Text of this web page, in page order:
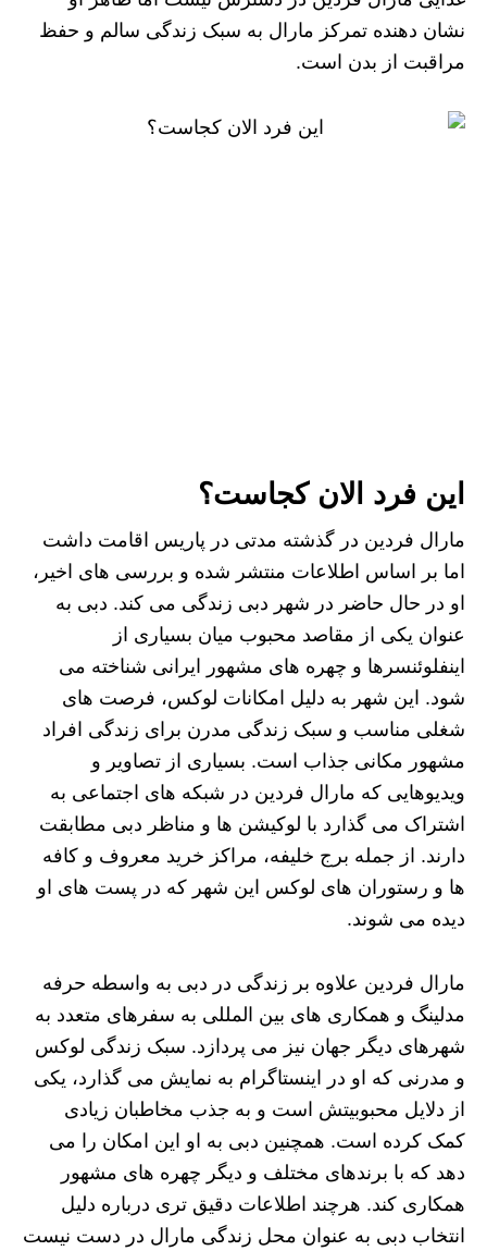
نشان‌ دهنده تمرکز مارال به سبک زندگی سالم و حفظ
مراقبت از بدن است.
این فرد الان کجاست؟
مارال فردین در گذشته مدتی در پاریس اقامت داشت
اما بر اساس اطلاعات منتشر شده و بررسی‌ های اخیر،
او در حال حاضر در شهر دبی زندگی می‌ کند. دبی به‌
عنوان یکی از مقاصد محبوب میان بسیاری از
اینفلوئنسرها و چهره‌ های مشهور ایرانی شناخته می‌
شود. این شهر به دلیل امکانات لوکس، فرصت‌ های
شغلی مناسب و سبک زندگی مدرن برای زندگی افراد
مشهور مکانی جذاب است. بسیاری از تصاویر و
ویدیوهایی که مارال فردین در شبکه‌ های اجتماعی به
اشتراک می‌ گذارد با لوکیشن‌ ها و مناظر دبی مطابقت
دارند. از جمله برج خلیفه، مراکز خرید معروف و کافه‌
ها و رستوران‌ های لوکس این شهر که در پست‌ های او
دیده می‌ شوند.
مارال فردین علاوه بر زندگی در دبی به‌ واسطه حرفه
مدلینگ و همکاری‌ های بین‌ المللی به سفرهای متعدد به
شهرهای دیگر جهان نیز می‌ پردازد. سبک زندگی لوکس
و مدرنی که او در اینستاگرام به نمایش می‌ گذارد، یکی
از دلایل محبوبیتش است و به جذب مخاطبان زیادی
کمک کرده است. همچنین دبی به او این امکان را می‌
دهد که با برندهای مختلف و دیگر چهره‌ های مشهور
همکاری کند. هرچند اطلاعات دقیق‌ تری درباره دلیل
انتخاب دبی به‌ عنوان محل زندگی مارال در دست نیست